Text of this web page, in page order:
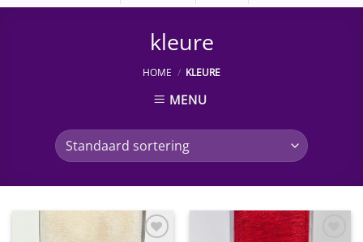
kleure
HOME / KLEURE
MENU